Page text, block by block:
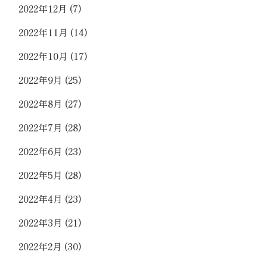
2022年12月 (7)
2022年11月 (14)
2022年10月 (17)
2022年9月 (25)
2022年8月 (27)
2022年7月 (28)
2022年6月 (23)
2022年5月 (28)
2022年4月 (23)
2022年3月 (21)
2022年2月 (30)